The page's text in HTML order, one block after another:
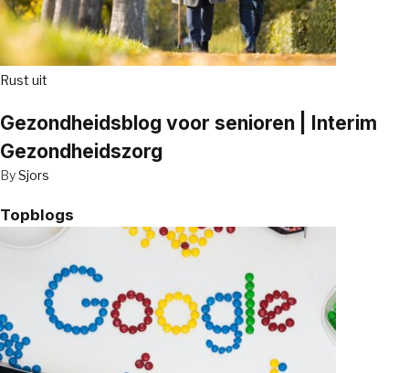
Rust uit
Gezondheidsblog voor senioren | Interim
Gezondheidszorg
BySjors
Topblogs